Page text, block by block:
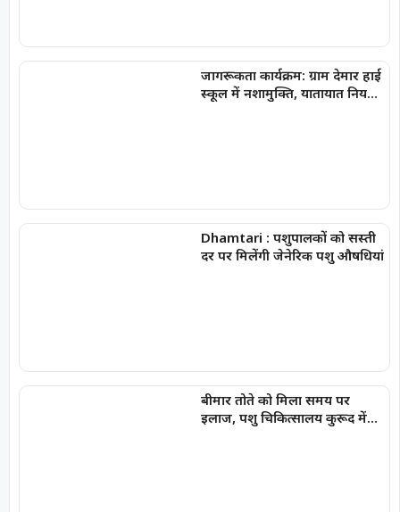
जागरूकता कार्यक्रम: ग्राम देमार हाई
स्कूल में नशामुक्ति, यातायात नियमों
Dhamtari : पशुपालकों को सस्ती
दर पर मिलेंगी जेनेरिक पशु औषधियां
बीमार तोते को मिला समय पर
इलाज, पशु चिकित्सालय कुरूद में